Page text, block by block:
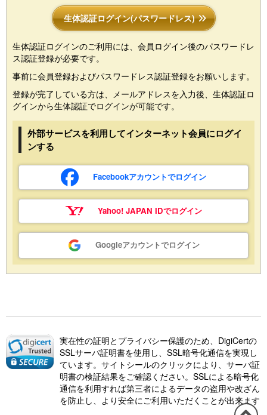
生体認証ログイン(パスワードレス)
生体認証ログインのご利用には、会員ログイン後のパスワードレ
ス認証登録が必要です。
事前に会員登録およびパスワードレス認証登録をお願いします。
登録が完了している方は、メールアドレスを入力後、生体認証ロ
グインから生体認証でログインが可能です。
外部サービスを利用してインターネット会員にログイ
ンする
Facebookアカウントでログイン
Yahoo! JAPAN IDでログイン
Googleアカウントでログイン
実在性の証明とプライバシー保護のため、DigiCertの
SSLサーバ証明書を使用し、SSL暗号化通信を実現し
ています。サイトシールのクリックにより、サーバ証
明書の検証結果をご確認ください。SSLによる暗号化
通信を利用すれば第三者によるデータの盗用や改ざん
を防止し、より安全にご利用いただくことが出来ます